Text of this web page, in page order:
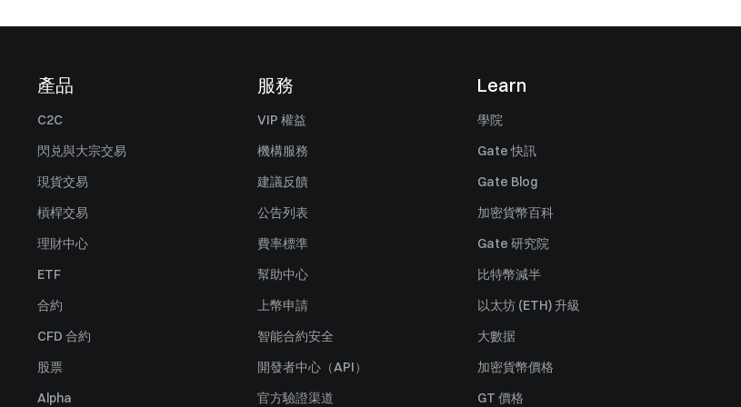
產品
C2C
閃兑與大宗交易
現貨交易
槓桿交易
理財中心
ETF
合約
CFD 合約
股票
Alpha
服務
VIP 權益
機構服務
建議反饋
公告列表
費率標準
幫助中心
上幣申請
智能合約安全
開發者中心（API）
官方驗證渠道
Learn
學院
Gate 快訊
Gate Blog
加密貨幣百科
Gate 研究院
比特幣減半
以太坊 (ETH) 升級
大數据
加密貨幣價格
GT 價格